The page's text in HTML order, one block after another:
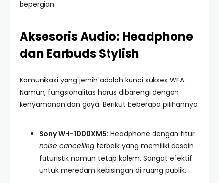
bepergian.
Aksesoris Audio: Headphone
dan Earbuds Stylish
Komunikasi yang jernih adalah kunci sukses WFA.
Namun, fungsionalitas harus dibarengi dengan
kenyamanan dan gaya. Berikut beberapa pilihannya:
Sony WH-1000XM5: Headphone dengan fitur
noise cancelling terbaik yang memiliki desain
futuristik namun tetap kalem. Sangat efektif
untuk meredam kebisingan di ruang publik.